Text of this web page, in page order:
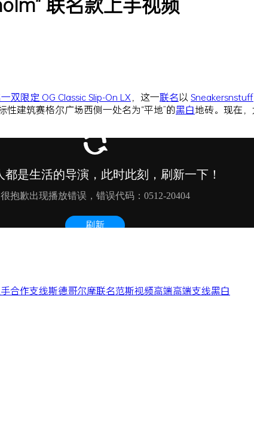
双限定 OG Classic Slip-On LX ，这一联名以 Sneakersnstuff
性建筑赛格尔广场西侧一处名为“平地”的黑白地砖。现在
手合作支线斯德哥尔摩联名范斯视频高端高端支线黑白